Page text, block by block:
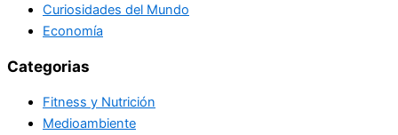
Curiosidades del Mundo
Economía
Categorias
Fitness y Nutrición
Medioambiente